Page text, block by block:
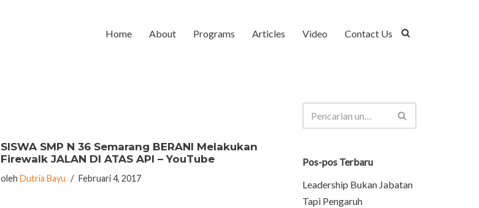
Home About Programs Articles Video Contact Us
SISWA SMP N 36 Semarang BERANI Melakukan
Firewalk JALAN DI ATAS API – YouTube
olehDutria Bayu Februari 4, 2017
Pos-pos Terbaru
Leadership Bukan Jabatan
Tapi Pengaruh